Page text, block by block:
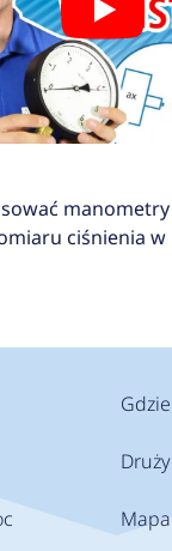
ciśnienia w